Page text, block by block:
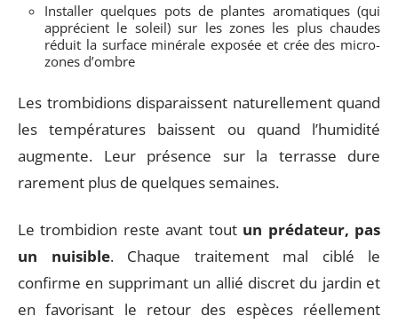
Installer quelques pots de plantes aromatiques (qui
apprécient le soleil) sur les zones les plus chaudes
réduit la surface minérale exposée et crée des micro-
zones d’ombre
Les trombidions disparaissent naturellement quand
les températures baissent ou quand l’humidité
augmente. Leur présence sur la terrasse dure
rarement plus de quelques semaines.
Le trombidion reste avant tout un prédateur, pas
un nuisible. Chaque traitement mal ciblé le
confirme en supprimant un allié discret du jardin et
en favorisant le retour des espèces réellement